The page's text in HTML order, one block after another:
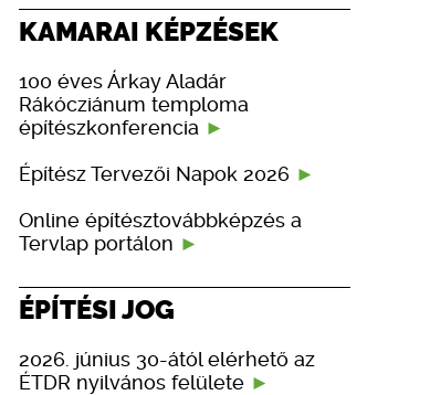
KAMARAI KÉPZÉSEK
100 éves Árkay Aladár
Rákócziánum temploma
építészkonferencia
Építész Tervezői Napok 2026
Online építésztovábbképzés a
Tervlap portálon
ÉPÍTÉSI JOG
2026. június 30-ától elérhető az
ÉTDR nyilvános felülete